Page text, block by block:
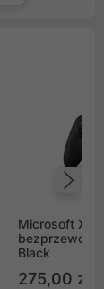
Microsoft
Black
275,00 zł